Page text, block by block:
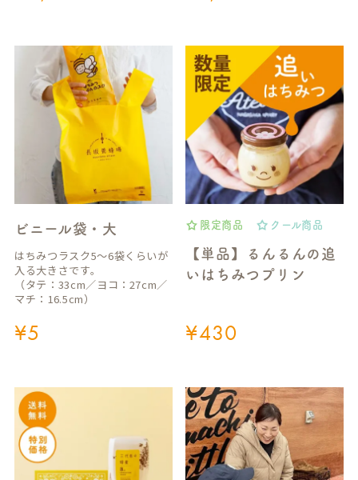
ビニール袋・大
はちみつラスク5～6袋くらいが
入る大きさです。
（タテ：33cm／ヨコ：27cm／
マチ：16.5cm）
¥5
限定商品 クール商品
【単品】るんるんの追
いはちみつプリン
¥430